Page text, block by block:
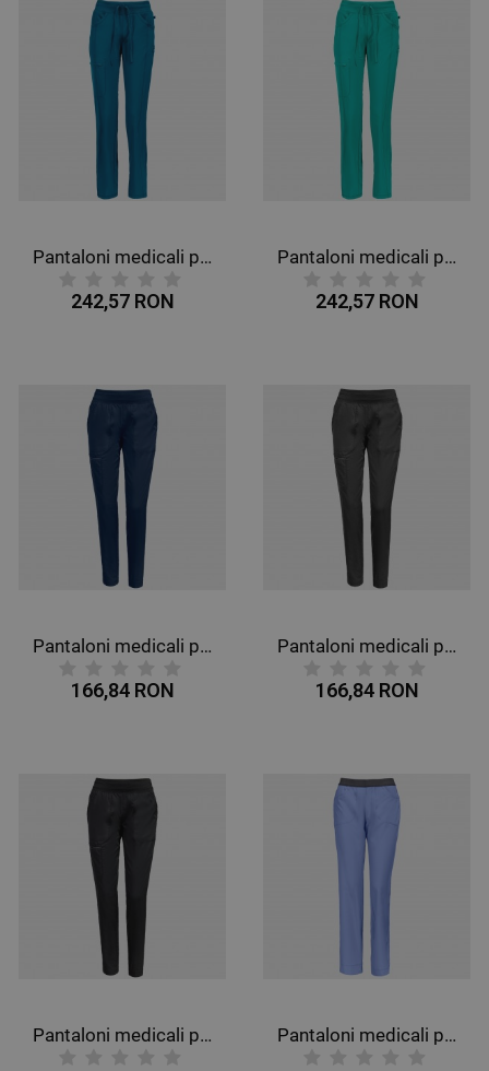
Pantaloni medicali pentru femei CHEROKEE PETROL CKE1123A
242,57 RON
Pantaloni medicali pentru femei CHEROKEE PETROL DESCHIS CKE1123A
242,57 RON
Pantaloni medicali pentru femei CHEROKEE R JOGGER ALBASTRU ÎNCHIS WWE011
166,84 RON
Pantaloni medicali pentru femei CHEROKEE R JOGGER GRI WWE011
166,84 RON
Pantaloni medicali pentru femei CHEROKEE R JOGGER NEGRU WWE011 Pantaloni medicali pentru femei CHEROKEE SLIM ALBASTRU DESCHIS CKE1124A